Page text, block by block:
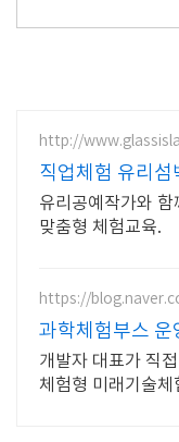
http://
직업체험 유리섬
유리공예작가와
맞춤형 체험교육.
https://
과학체험부스 운
장터 학교장터
개발자 대표가 직
체험형 미래기술